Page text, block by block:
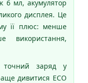
6 мл, акумулятор
дисплея. Це
її плюс: менше
використання,
заряд у
дивитися ECO